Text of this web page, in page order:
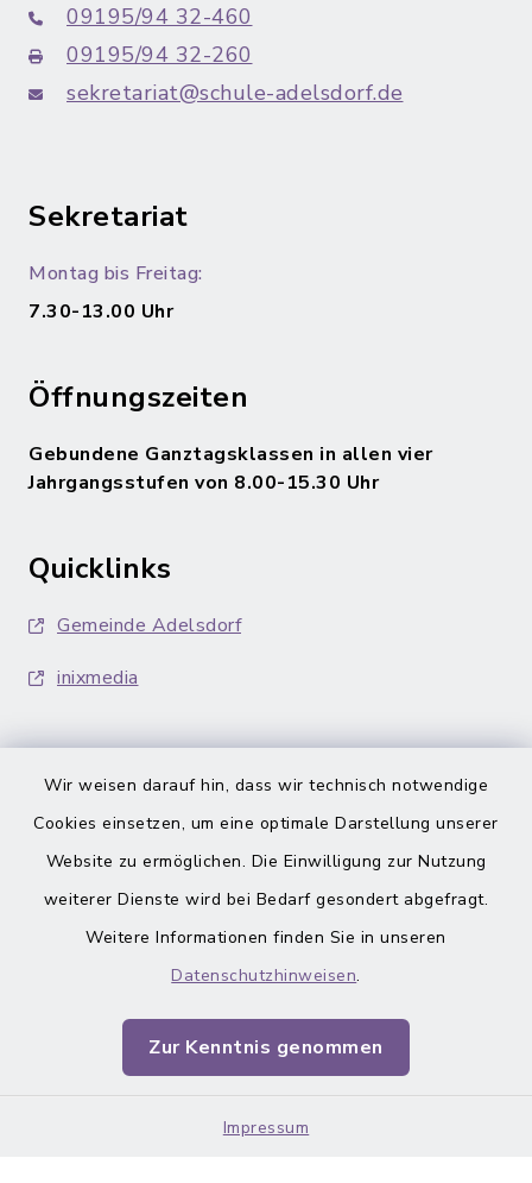
Wir weisen darauf hin, dass wir technisch notwendige
Cookies einsetzen, um eine optimale Darstellung unserer
Website zu ermöglichen. Die Einwilligung zur Nutzung
weiterer Dienste wird bei Bedarf gesondert abgefragt.
Weitere Informationen finden Sie in unseren
Datenschutzhinweisen.
Zur Kenntnis genommen
Impressum
09195/94 32-460
09195/94 32-260
sekretariat@schule-adelsdorf.de
Sekretariat
Montag bis Freitag:
7.30-13.00 Uhr
Öffnungszeiten
Gebundene Ganztagsklassen in allen vier
Jahrgangsstufen von 8.00-15.30 Uhr
Quicklinks
Gemeinde Adelsdorf
inixmedia
Barrierefreiheit
Datenschutz
Impressum
Sitemap
Cookie-Einstellungen